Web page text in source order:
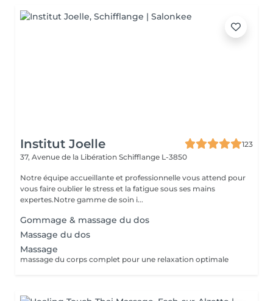
Institut Joelle
123
37, Avenue de la Libération Schifflange L-3850
Notre équipe accueillante et professionnelle vous attend pour
vous faire oublier le stress et la fatigue sous ses mains
expertes.Notre gamme de soin i...
Gommage & massage du dos
Massage du dos
Massage
massage du corps complet pour une relaxation optimale